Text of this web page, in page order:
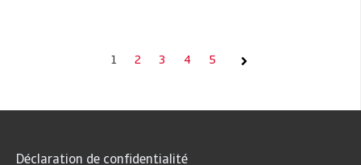
1 2 3 4 5
Suivante
Déclaration de confidentialité